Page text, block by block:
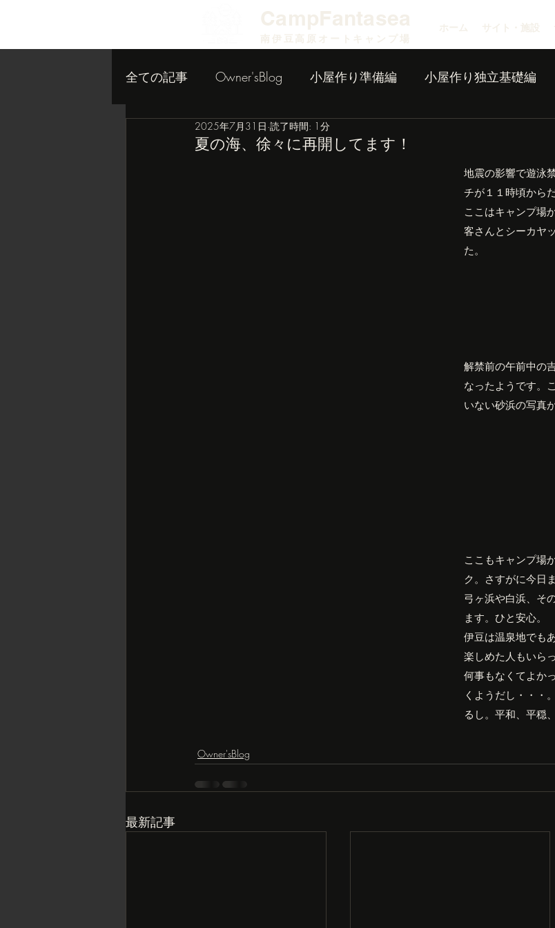
​CampFantasea ホーム サイト・施設
南伊豆高原オートキャンプ場
全ての記事 Owner'sBlog 小屋作り準備編 小屋作り独立基礎編
小屋作り内装編
夏の海、徐々に再開してます！
2025年7月31日 読了時間: 1分
地震の影響で遊泳
チが１１時頃から
ここはキャンプ場
客さんとシーカヤ
た。
解禁前の午前中の
なったようです。
いない砂浜の写真
ここもキャンプ場
ク。さすがに今日
弓ヶ浜や白浜、そ
ます。ひと安心。
伊豆は温泉地でも
楽しめた人もいら
何事もなくてよか
くようだし・・・
るし。平和、平穏
Owner'sBlog
最新記事